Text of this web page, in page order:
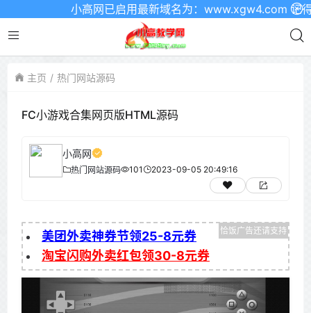
小高网已启用最新域名为：www.xgw4.com 记得收
主页 热门网站源码
FC小游戏合集网页版HTML源码
小高网
热门网站源码 101 2023-09-05 20:49:16
美团外卖神券节领25-8元券
淘宝闪购外卖红包领30-8元券